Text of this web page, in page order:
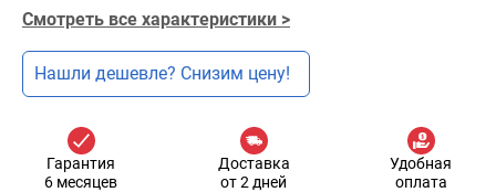
Смотреть все характеристики >
Нашли дешевле? Снизим цену!
Гарантия
6 месяцев
Доставка
от 2 дней
Удобная
оплата